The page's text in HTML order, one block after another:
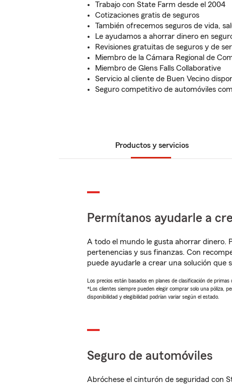
Trabajo con State Farm desde el 2004
Cotizaciones gratis de seguros
También ofrecemos seguros de vida,
Le ayudamos a ahorrar dinero en
Revisiones gratuitas de seguros y de
Miembro de la Cámara Regional de
Miembro de Glens Falls Collaborative
Servicio al cliente de Buen Vecino
Seguro competitivo de automóviles
Productos y servicios
Permítanos ayudarle a
A todo el mundo le gusta ahorrar dinero.
pertenencias y sus finanzas. Con
puede ayudarle a crear una solución que
Los precios están basados en planes de clasificación de
*Los clientes siempre pueden elegir comprar solo una póliza,
disponibilidad y elegibilidad podrían variar según el estado.
Seguro de automóviles
Abróchese el cinturón de seguridad con